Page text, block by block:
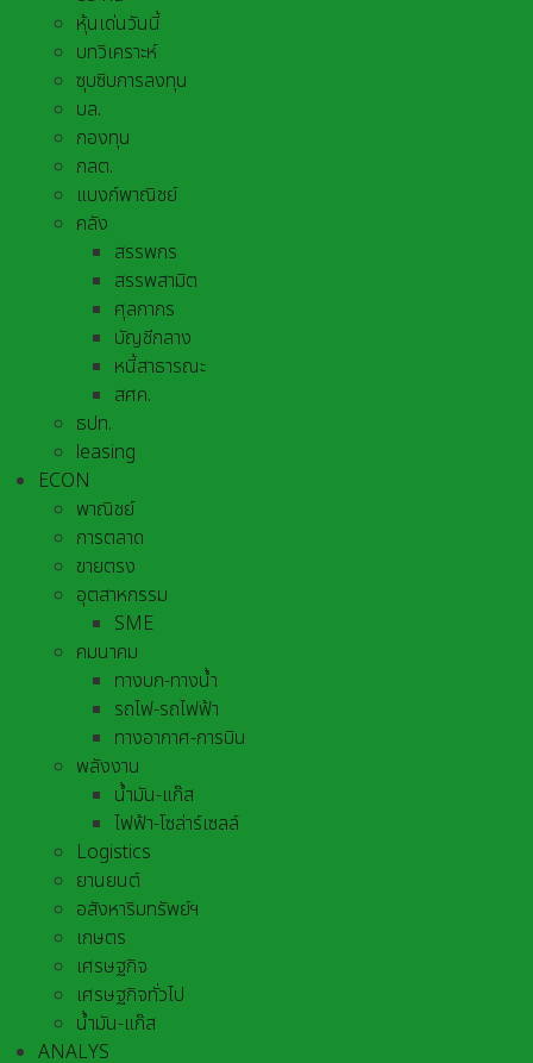
หุ้นเด่นวันนี้
บทวิเคราะห์
ซุบซิบการลงทุน
บล.
กองทุน
กลต.
แบงก์พาณิชย์
คลัง
สรรพกร
สรรพสามิต
ศุลกากร
บัญชีกลาง
หนี้สาธารณะ
สศค.
ธปท.
leasing
ECON
พาณิชย์
การตลาด
ขายตรง
อุตสาหกรรม
SME
คมนาคม
ทางบก-ทางน้ำ
รถไฟ-รถไฟฟ้า
ทางอากาศ-การบิน
พลังงาน
น้ำมัน-แก๊ส
ไฟฟ้า-โซล่าร์เซลล์
Logistics
ยานยนต์
อสังหาริมทรัพย์ฯ
เกษตร
เศรษฐกิจ
เศรษฐกิจทั่วไป
น้ำมัน-แก๊ส
ANALYS